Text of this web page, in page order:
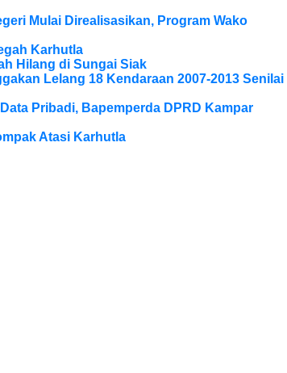
Mulai Direalisasikan, Program Wako
Karhutla
Hilang di Sungai Siak
Lelang 18 Kendaraan 2007-2013 Senilai
Pribadi, Bapemperda DPRD Kampar
Atasi Karhutla